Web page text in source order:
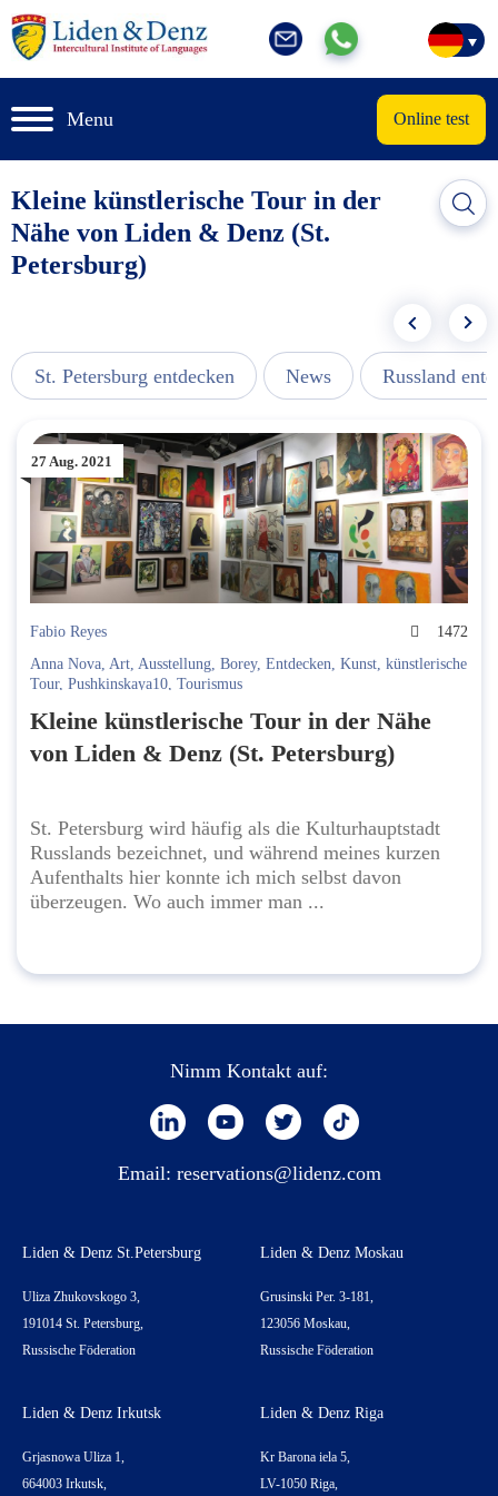
Menu Online test
Kleine künstlerische Tour in der
Nähe von Liden & Denz (St.
Petersburg)
St. Petersburg entdecken News Russland
27 Aug. 2021
Fabio Reyes
1472
Anna Nova, Art, Ausstellung, Borey, Entdecken, Kunst, künstlerische
Tour, Pushkinskaya10, Tourismus
Kleine künstlerische Tour in der Nähe
von Liden & Denz (St. Petersburg)
St. Petersburg wird häufig als die Kulturhauptstadt
Russlands bezeichnet, und während meines kurzen
Aufenthalts hier konnte ich mich selbst davon
überzeugen. Wo auch immer man ...
Nimm Kontakt auf:
Email: reservations@lidenz.com
Liden & Denz St.Petersburg
Uliza Zhukovskogo 3,
191014 St. Petersburg,
Russische Föderation
Liden & Denz Moskau
Grusinski Per. 3-181,
123056 Moskau,
Russische Föderation
Liden & Denz Irkutsk
Grjasnowa Uliza 1,
664003 Irkutsk,
Liden & Denz Riga
Kr Barona iela 5,
LV-1050 Riga,